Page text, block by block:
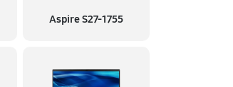
Aspire S27-1755